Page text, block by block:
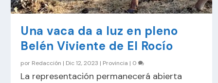
Una vaca da a luz en pleno
Belén Viviente de El Rocío
por Redacción | Dic 12, 2023 | Provincia | 0
La representación permanecerá abierta